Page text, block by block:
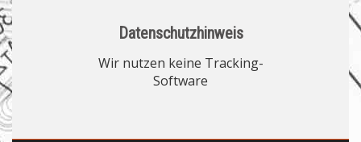
Datenschutzhinweis
Wir nutzen keine Tracking-
Software